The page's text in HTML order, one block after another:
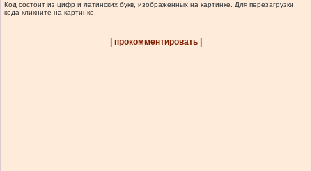
Код состоит из цифр и латинских букв, изображенных на картинке. Для перезагрузки
кода кликните на картинке.
| прокомментировать |